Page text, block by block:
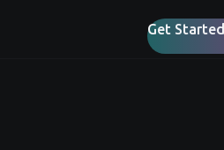
Get Started